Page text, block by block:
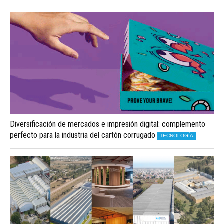
Diversificación de mercados e impresión digital: complemento
perfecto para la industria del cartón corrugado
TECNOLOGÍA